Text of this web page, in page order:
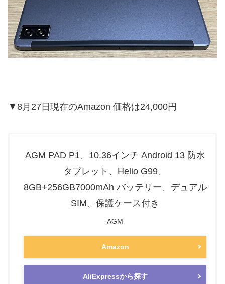
▼8月27日現在のAmazon 価格は24,000円
AGM PAD P1、10.36インチ Android 13 防水
タブレット、Helio G99、
8GB+256GB7000mAh バッテリー、デュアル
SIM、保護ケース付き
AGM
Amazon
AliExpressから探す